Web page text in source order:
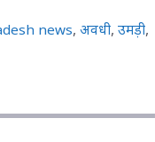
news,अवधी,उमड़ी,